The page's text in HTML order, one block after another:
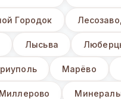
Городок
Лысьва
Марёво
Миллерово